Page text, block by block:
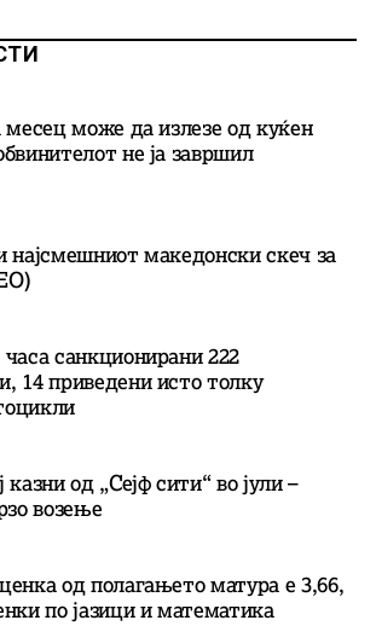
месец може да излезе од куќен
не ја завршил
најсмешниот македонски скеч за
санкционирани 222
14 приведени исто толку
казни од „Сејф сити“ во јули –
возење
од полагањето матура е 3,66,
по јазици и математика